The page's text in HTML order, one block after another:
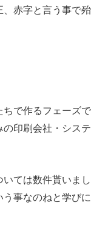
赤字と言う事で
で作るフェーズ
印刷会社・シス
ては数件貰いまし
事なのねと学びに